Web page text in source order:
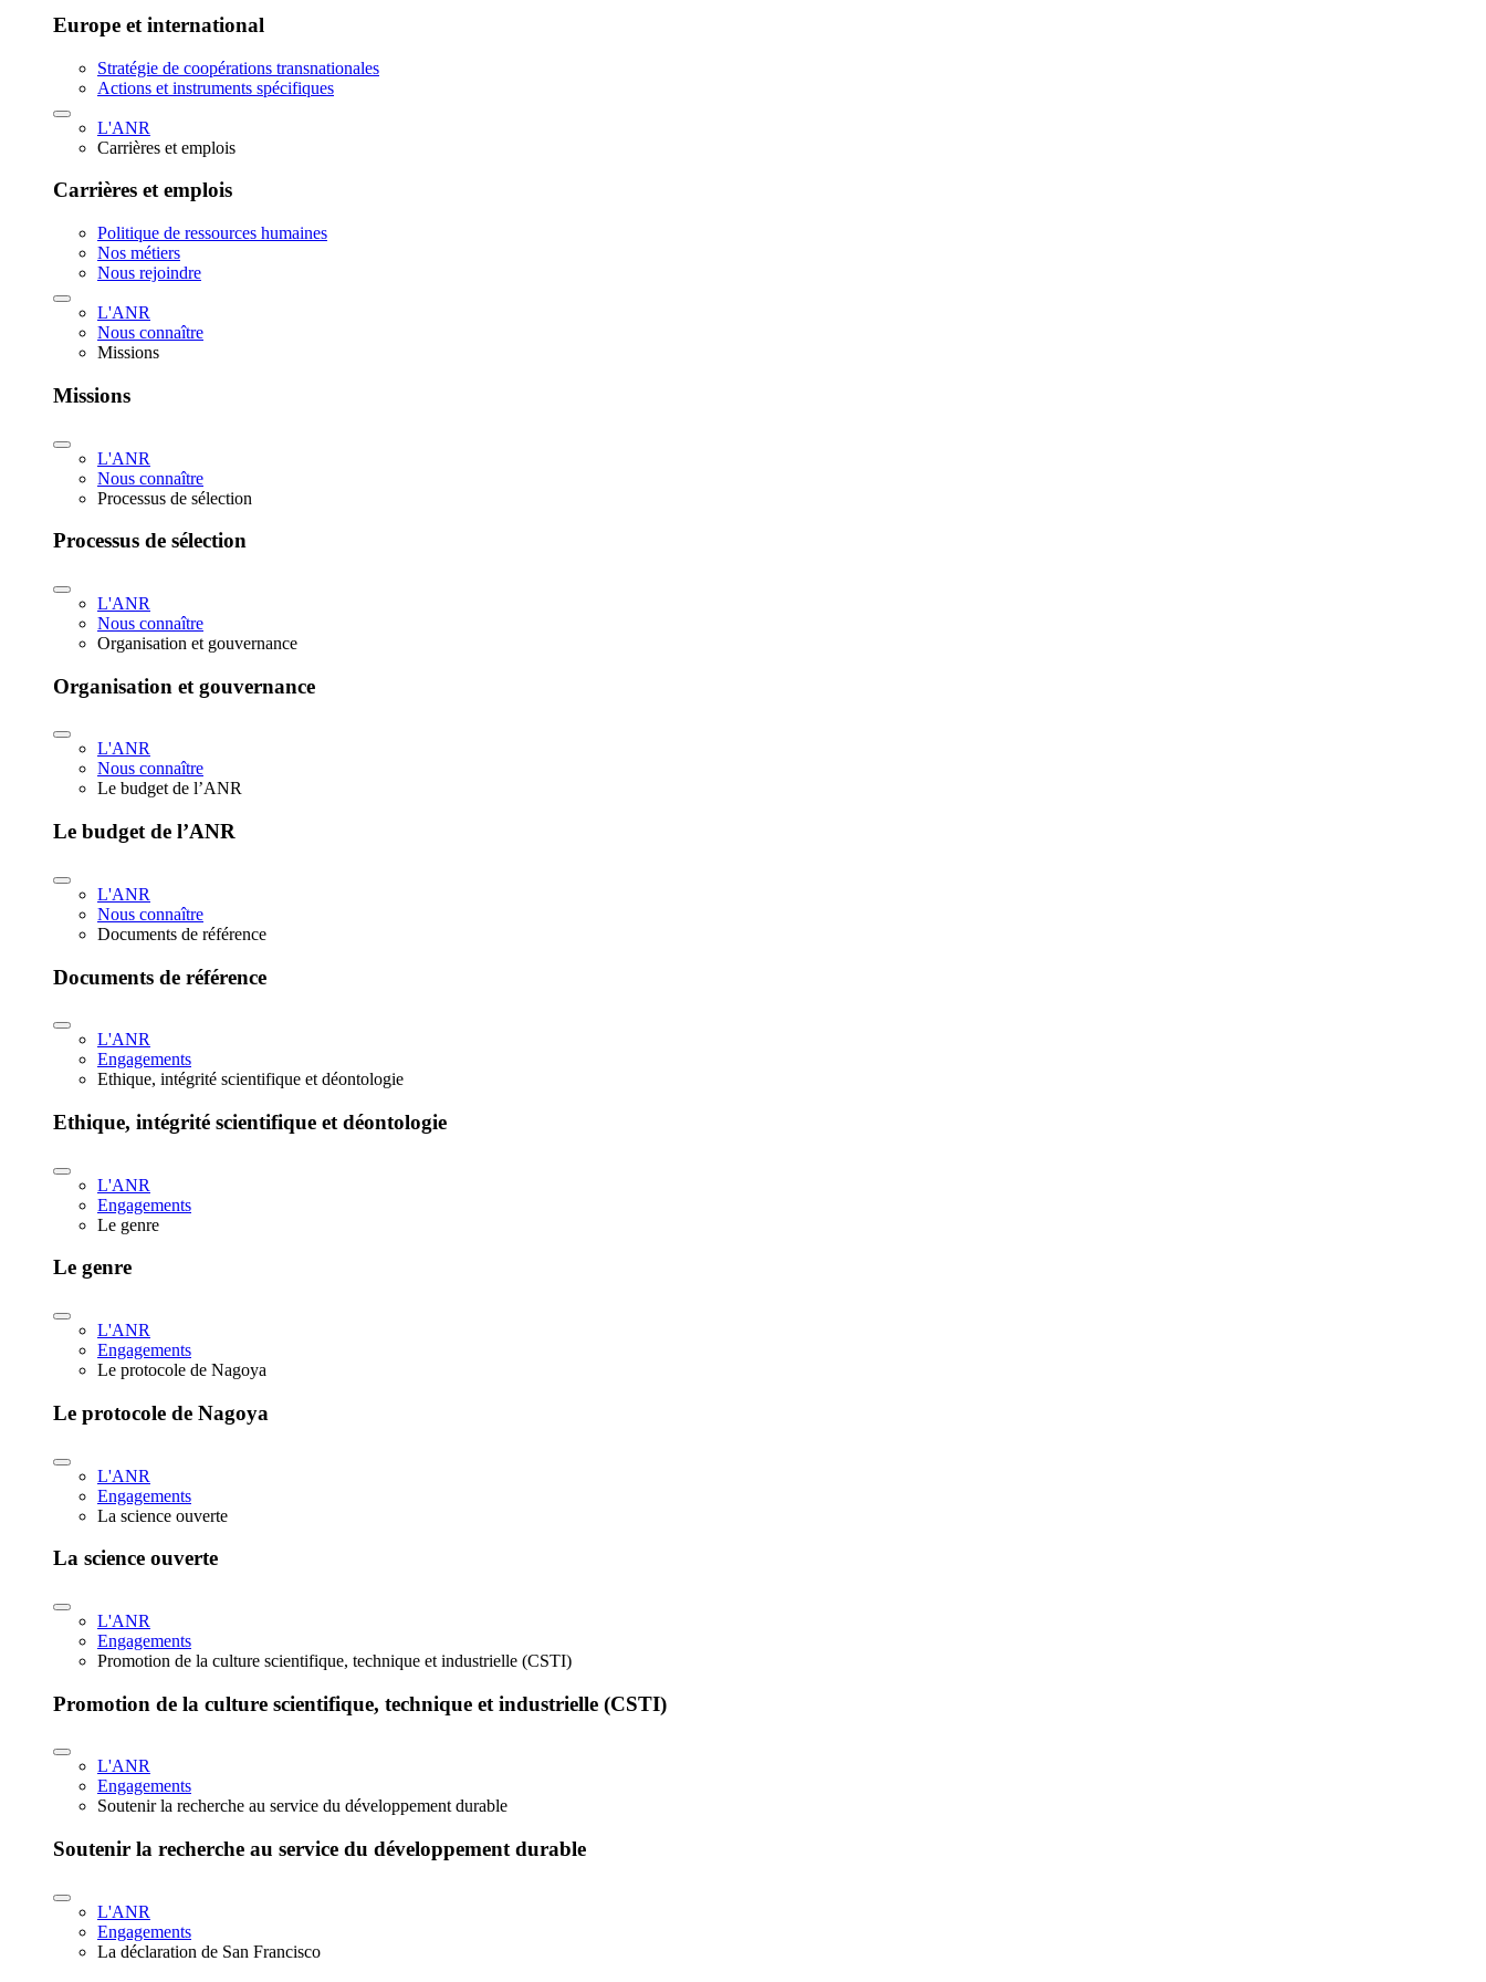
Europe et international
Stratégie de coopérations transnationales
Actions et instruments spécifiques
L'ANR
Carrières et emplois
Carrières et emplois
Politique de ressources humaines
Nos métiers
Nous rejoindre
L'ANR
Nous connaître
Missions
Missions
L'ANR
Nous connaître
Processus de sélection
Processus de sélection
L'ANR
Nous connaître
Organisation et gouvernance
Organisation et gouvernance
L'ANR
Nous connaître
Le budget de l’ANR
Le budget de l’ANR
L'ANR
Nous connaître
Documents de référence
Documents de référence
L'ANR
Engagements
Ethique, intégrité scientifique et déontologie
Ethique, intégrité scientifique et déontologie
L'ANR
Engagements
Le genre
Le genre
L'ANR
Engagements
Le protocole de Nagoya
Le protocole de Nagoya
L'ANR
Engagements
La science ouverte
La science ouverte
L'ANR
Engagements
Promotion de la culture scientifique, technique et industrielle (CSTI)
Promotion de la culture scientifique, technique et industrielle (CSTI)
L'ANR
Engagements
Soutenir la recherche au service du développement durable
Soutenir la recherche au service du développement durable
L'ANR
Engagements
La déclaration de San Francisco